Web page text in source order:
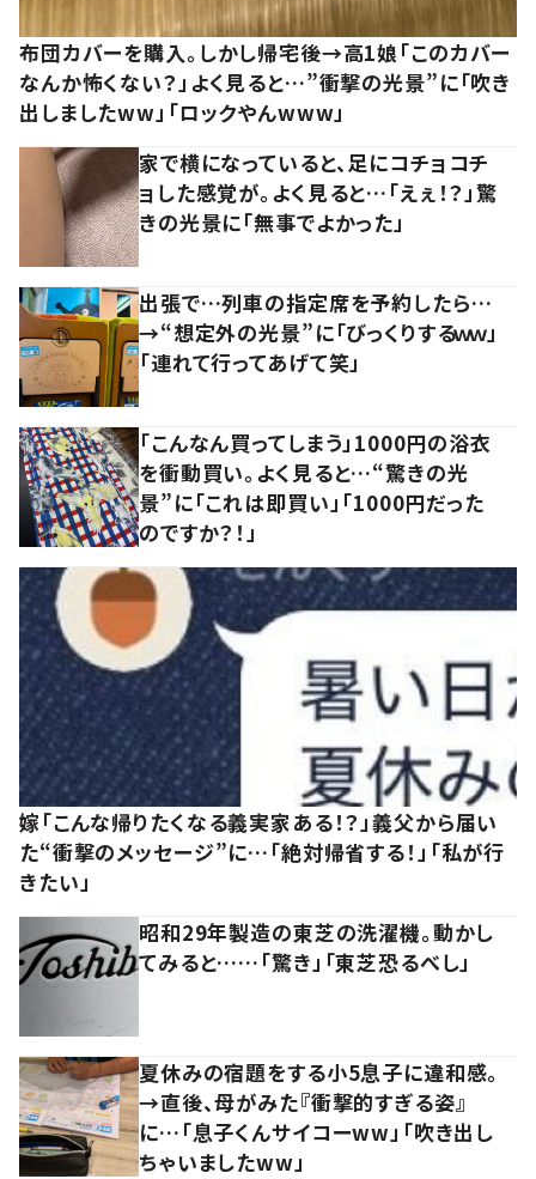
布団カバーを購入。しかし帰宅後→高1娘「このカバー
なんか怖くない？」よく見ると…”衝撃の光景”に「吹き
出しましたww」「ロックやんwww」
家で横になっていると、足にコチョコチ
ョした感覚が。よく見ると…「えぇ！？」驚
きの光景に「無事でよかった」
出張で…列車の指定席を予約したら…
→“想定外の光景”に「びっくりするｗｗ」
「連れて行ってあげて笑」
「こんなん買ってしまう」1000円の浴衣
を衝動買い。よく見ると…“驚きの光
景”に「これは即買い」「1000円だった
のですか？！」
嫁「こんな帰りたくなる義実家ある！？」義父から届い
た“衝撃のメッセージ”に…「絶対帰省する！」「私が行
きたい」
昭和29年製造の東芝の洗濯機。動かし
てみると……「驚き」「東芝恐るべし」
夏休みの宿題をする小5息子に違和感。
→直後、母がみた『衝撃的すぎる姿』
に…「息子くんサイコーww」「吹き出し
ちゃいましたww」